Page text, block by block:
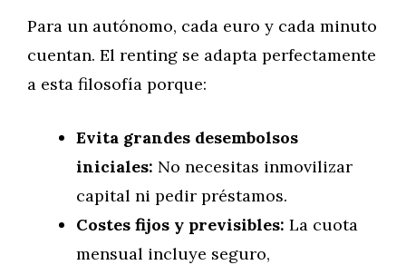
Para un autónomo, cada euro y cada minuto
cuentan. El renting se adapta perfectamente
a esta filosofía porque:
Evita grandes desembolsos
iniciales: No necesitas inmovilizar
capital ni pedir préstamos.
Costes fijos y previsibles: La cuota
mensual incluye seguro,